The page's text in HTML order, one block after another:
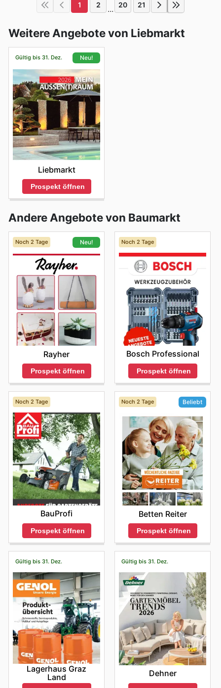
1 2 ... 20 21
Weitere Angebote von Liebmarkt
Gültig bis 31. Dez. Neu!
Liebmarkt
Prospekt öffnen
Andere Angebote von Baumarkt
Noch 2 Tage Neu!
Rayher
Prospekt öffnen
Noch 2 Tage
Bosch Professional
Prospekt öffnen
Noch 2 Tage
BauProfi
Prospekt öffnen
Noch 2 Tage Beliebt
Betten Reiter
Prospekt öffnen
Gültig bis 31. Dez.
Lagerhaus Graz
Land
Gültig bis 31. Dez.
Dehner